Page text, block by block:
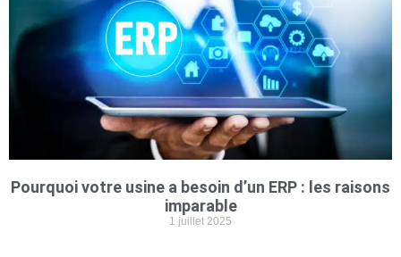
Pourquoi votre usine a besoin d’un ERP : les raisons
imparable
1 juillet 2025